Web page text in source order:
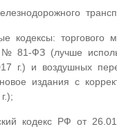
кодексы: торгового
81-ФЗ (лучше
г.) и воздушных
издания с
кодекс РФ от